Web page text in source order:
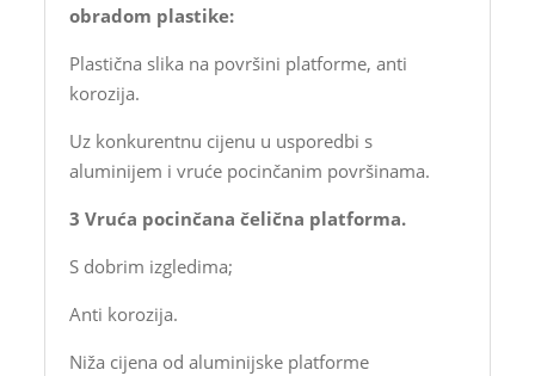
obradom plastike:
Plastična slika na površini platforme, anti
korozija.
Uz konkurentnu cijenu u usporedbi s
aluminijem i vruće pocinčanim površinama.
3 Vruća pocinčana čelična platforma.
S dobrim izgledima;
Anti korozija.
Niža cijena od aluminijske platforme